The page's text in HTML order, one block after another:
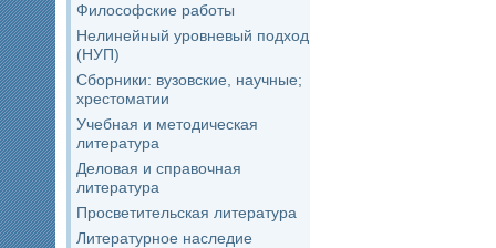
Философские работы
Нелинейный уровневый подход
(НУП)
Сборники: вузовские, научные;
хрестоматии
Учебная и методическая
литература
Деловая и справочная
литература
Просветительская литература
Литературное наследие